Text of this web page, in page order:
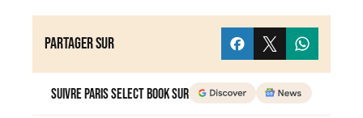
Partager sur
Suivre Paris Select Book sur